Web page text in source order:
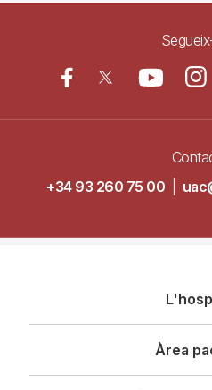
+34 93 260 75 00
principal
Àrea